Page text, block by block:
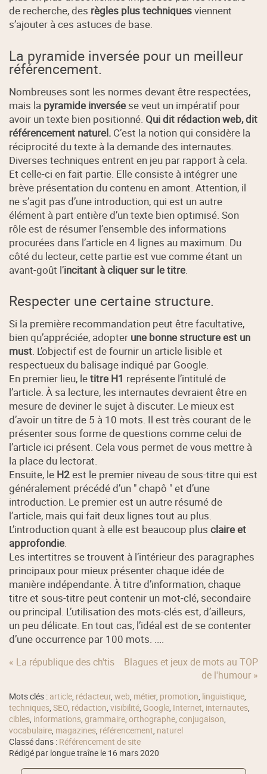
de recherche, des règles plus techniquesviennent
s’ajouter à ces astuces de base.
La pyramide inversée pour un meilleur
référencement.
Nombreuses sont les normes devant être respectées,
mais la pyramide inversée se veut un impératif pour
avoir un texte bien positionné. Qui dit rédaction web, dit
référencement naturel. C’est la notion qui considère la
réciprocité du texte à la demande des internautes.
Diverses techniques entrent en jeu par rapport à cela.
Et celle-ci en fait partie. Elle consiste à intégrer une
brève présentation du contenu en amont. Attention, il
ne s’agit pas d’une introduction, qui est un autre
élément à part entière d’un texte bien optimisé. Son
rôle est de résumer l’ensemble des informations
procurées dans l’article en 4 lignes au maximum. Du
côté du lecteur, cette partie est vue comme étant un
avant-goût l’incitant à cliquer sur le titre.
Respecter une certaine structure.
Si la première recommandation peut être facultative,
bien qu’appréciée, adopter une bonne structure est un
must. L’objectif est de fournir un article lisible et
respectueux du balisage indiqué par Google.
En premier lieu, letitre H1 représente l’intitulé de
l’article. À sa lecture, les internautes devraient être en
mesure de deviner le sujet à discuter. Le mieux est
d’avoir un titre de 5 à 10 mots. Il est très courant de le
présenter sous forme de questions comme celui de
l’article ici présent. Cela vous permet de vous mettre à
la place du lectorat.
Ensuite, le H2est le premier niveau de sous-titre qui est
généralement précédé d’un " chapô " et d’une
introduction. Le premier est un autre résumé de
l’article, mais qui fait deux lignes tout au plus.
L’introduction quant à elle est beaucoup plusclaire et
approfondie.
Les intertitres se trouvent à l’intérieur des paragraphes
principaux pour mieux présenter chaque idée de
manière indépendante. À titre d’information, chaque
titre et sous-titre peut contenir un mot-clé, secondaire
ou principal. L’utilisation des mots-clés est, d’ailleurs,
un peu délicate. En tout cas, l’idéal est de se contenter
d’une occurrence par 100 mots. ....
« La république des ch'tis
Blagues et jeux de mots au TOP
de l'humour »
Mots clés : article, rédacteur,web, métier, promotion, linguistique,
techniques,SEO, rédaction,visibilité, Google, Internet, internautes,
cibles, informations,grammaire,orthographe,conjugaison,
vocabulaire, magazines, référencement, naturel
Classé dans : Référencement de site
Rédigé par longue traîne le 16 mars 2020